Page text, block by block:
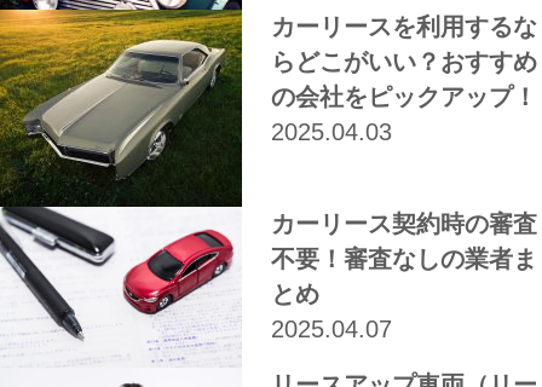
カーリースを利用するな
らどこがいい？おすすめ
の会社をピックアップ！
2025.04.03
カーリース契約時の審査
不要！審査なしの業者ま
とめ
2025.04.07